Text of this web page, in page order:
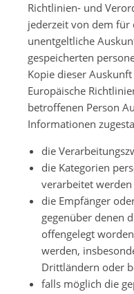
Richtlinien- und
jederzeit von dem für
unentgeltliche
gespeicherten
Kopie dieser
Europäische
betroffenen Person
Informationen
die
die Kategorien
verarbeitet werden
die Empfänger
gegenüber denen
offengelegt
werden,
Drittländern oder
falls möglich die